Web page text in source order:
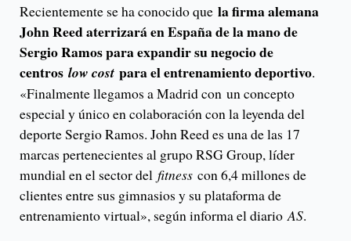
Recientemente se ha conocido que la firma alemana
John Reed aterrizará en España de la mano de
Sergio Ramos para expandir su negocio de
centros low cost para el entrenamiento deportivo.
«Finalmente llegamos a Madrid con un concepto
especial y único en colaboración con la leyenda del
deporte Sergio Ramos. John Reed es una de las 17
marcas pertenecientes al grupo RSG Group, líder
mundial en el sector del fitness con 6,4 millones de
clientes entre sus gimnasios y su plataforma de
entrenamiento virtual», según informa el diarioAS.